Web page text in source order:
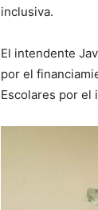
inclusiva.
El intendente
por el
Escolares por el